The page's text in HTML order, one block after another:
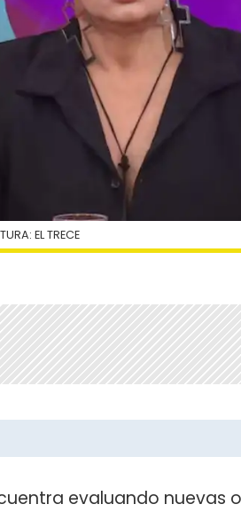
EL TRECE
evaluando nuevas